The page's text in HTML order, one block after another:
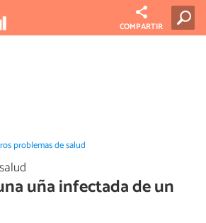
COMPARTIR
problemas de salud
uña infectada de un